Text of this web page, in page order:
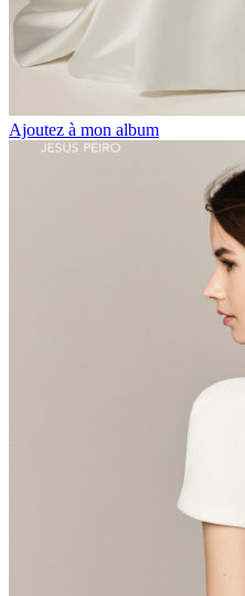
Ajoutez à mon album